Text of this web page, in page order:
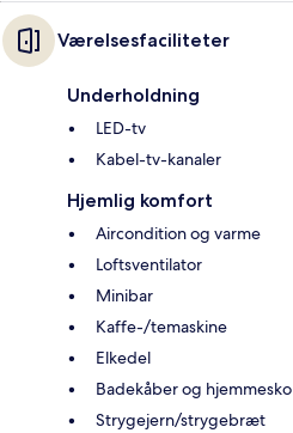
Værelsesfaciliteter
Underholdning
LED-tv
Kabel-tv-kanaler
Hjemlig komfort
Aircondition og varme
Loftsventilator
Minibar
Kaffe-/temaskine
Elkedel
Badekåber og hjemmesko
Strygejern/strygebræt